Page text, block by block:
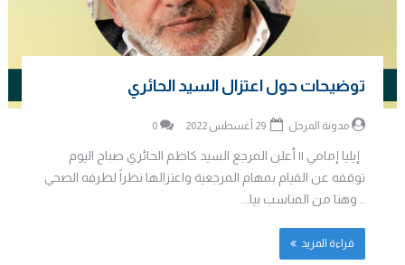
توضيحات حول اعتزال السيد الحائري
مدونة المرجل 0
إيليا إمامي || أعلن المرجع السيد كاظم الحائري صباح اليوم
توقفه عن القيام بمهام المرجعية واعتزالها نظراً لظرفه الصحي
.. وهنا من المناسب بيا...
قراءة المزيد